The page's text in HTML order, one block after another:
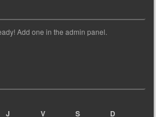
Add one in the admin panel.
J V S D